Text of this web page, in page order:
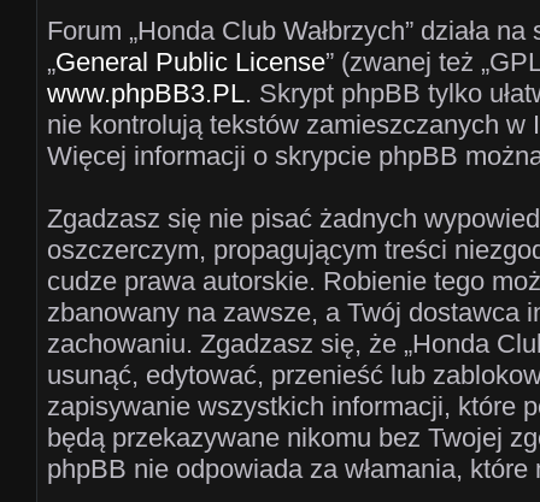
Forum „Honda Club Wałbrzych” działa
„General Public License” (zwanej też
www.phpBB3.PL. Skrypt phpBB tylko
nie kontrolują tekstów zamieszczanych w
Więcej informacji o skrypcie phpBB
Zgadzasz się nie pisać żadnych
oszczerczym, propagującym treści
cudze prawa autorskie. Robienie tego
zbanowany na zawsze, a Twój dostawca
zachowaniu. Zgadzasz się, że „Honda
usunąć, edytować, przenieść lub
zapisywanie wszystkich informacji, które
będą przekazywane nikomu bez Twojej
phpBB nie odpowiada za włamania,